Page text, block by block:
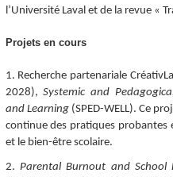
l’Université Laval et de la revue «
Projets en cours
1. Recherche partenariale
2028),Systemic and
and Learning(SPED-WELL). Ce
continue des pratiques probantes
et le bien-être scolaire.
2. Parental Burnout and